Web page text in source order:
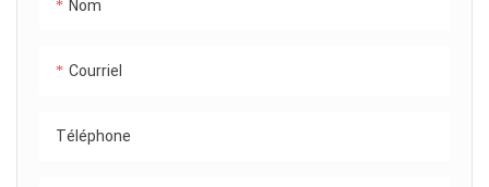
Nom
Courriel
Téléphone